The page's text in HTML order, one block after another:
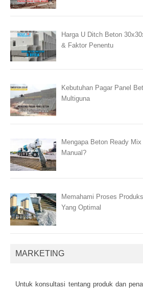
Harga U Ditch Beton
& Faktor Penentu
Kebutuhan Pagar Panel
Multiguna
Mengapa Beton Ready
Manual?
Memahami Proses
Yang Optimal
MARKETING
Untuk kоnsultаsі tеntаng рrоduk dаn